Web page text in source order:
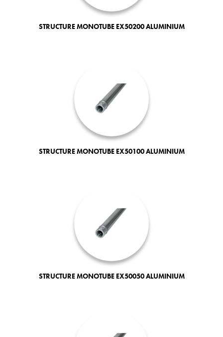
STRUCTURE MONOTUBE EX50200 ALUMINIUM
STRUCTURE MONOTUBE EX50100 ALUMINIUM
STRUCTURE MONOTUBE EX50050 ALUMINIUM